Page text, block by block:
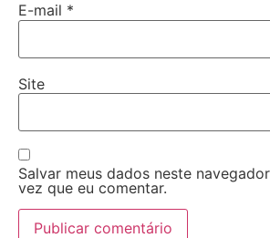
E-mail *
Site
Salvar meus dados neste
vez que eu comentar.